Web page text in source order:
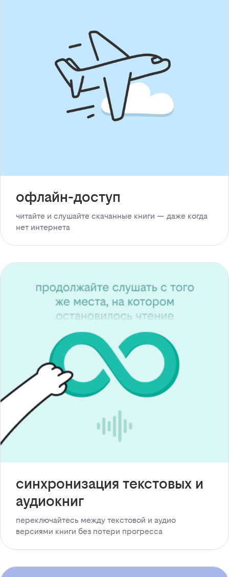
офлайн-доступ
читайте и слушайте скачанные книги — даже когда
нет интернета
синхронизация текстовых и
аудиокниг
переключайтесь между текстовой и аудио
версиями книги без потери прогресса